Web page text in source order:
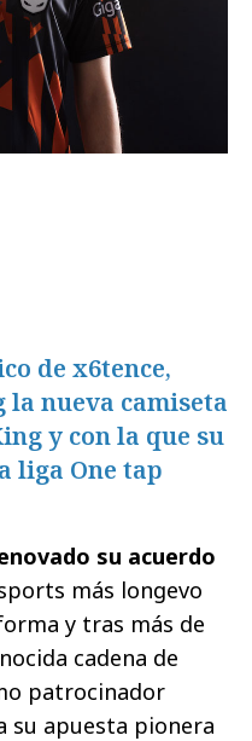
de x6tence,
nueva camiseta
y con la que su
liga One tap
su acuerdo
más longevo
y tras más de
cadena de
patrocinador
su apuesta pionera